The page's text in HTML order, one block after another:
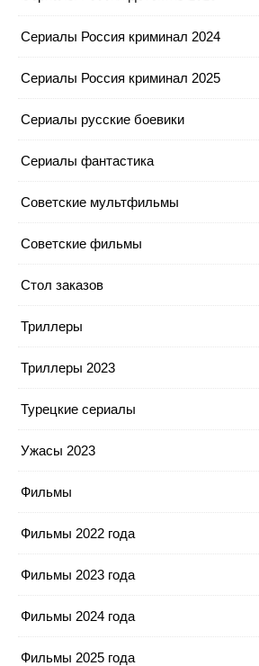
Сериалы Россия криминал 2024
Сериалы Россия криминал 2025
Сериалы русские боевики
Сериалы фантастика
Советские мультфильмы
Советские фильмы
Стол заказов
Триллеры
Триллеры 2023
Турецкие сериалы
Ужасы 2023
Фильмы
Фильмы 2022 года
Фильмы 2023 года
Фильмы 2024 года
Фильмы 2025 года